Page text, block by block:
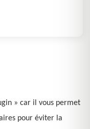
» car il vous permet
pour éviter la